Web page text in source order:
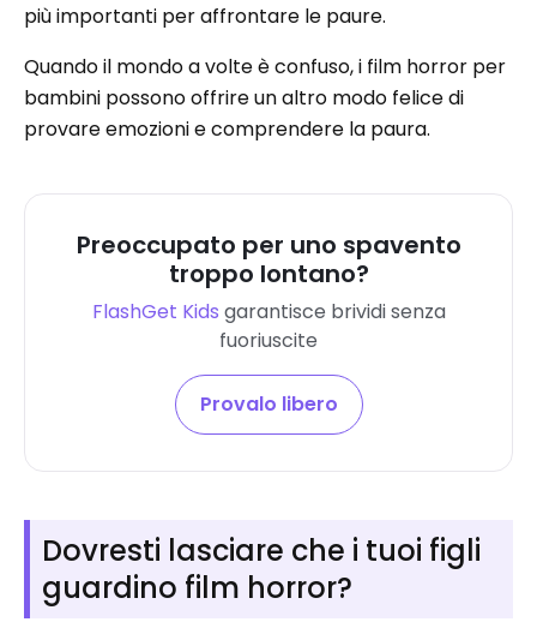
più importanti per affrontare le paure.
Quando il mondo a volte è confuso, i film horror per
bambini possono offrire un altro modo felice di
provare emozioni e comprendere la paura.
Preoccupato per uno spavento
troppo lontano?
FlashGet Kids garantisce brividi senza
fuoriuscite
Provalo libero
Dovresti lasciare che i tuoi figli
guardino film horror?